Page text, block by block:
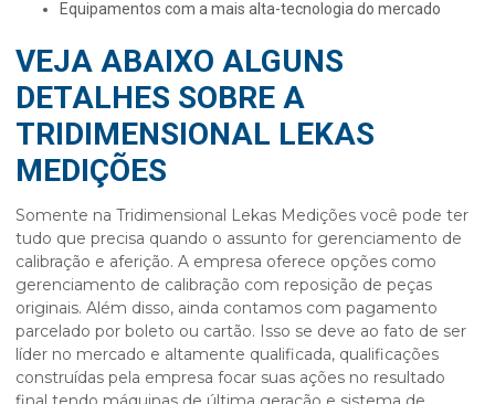
equipamentos com a mais alta-tecnologia do mercado
VEJA ABAIXO ALGUNS
DETALHES SOBRE A
TRIDIMENSIONAL LEKAS
MEDIÇÕES
Somente na Tridimensional Lekas Medições você pode ter
tudo que precisa quando o assunto for gerenciamento de
calibração e aferição. A empresa oferece opções como
gerenciamento de calibração com reposição de peças
originais. Além disso, ainda contamos com pagamento
parcelado por boleto ou cartão. Isso se deve ao fato de ser
líder no mercado e altamente qualificada, qualificações
construídas pela empresa focar suas ações no resultado